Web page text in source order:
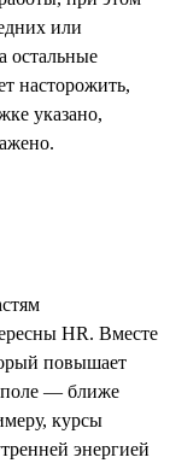
или
остальные
насторожить,
указано,
HR. Вместе
повышает
поле — ближе
курсы
энергией